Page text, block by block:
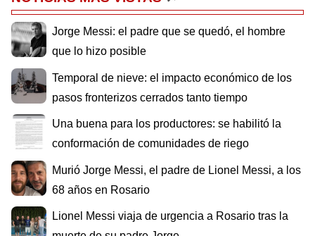
Jorge Messi: el padre que se quedó, el hombre
que lo hizo posible
Temporal de nieve: el impacto económico de los
pasos fronterizos cerrados tanto tiempo
Una buena para los productores: se habilitó la
conformación de comunidades de riego
Murió Jorge Messi, el padre de Lionel Messi, a los
68 años en Rosario
Lionel Messi viaja de urgencia a Rosario tras la